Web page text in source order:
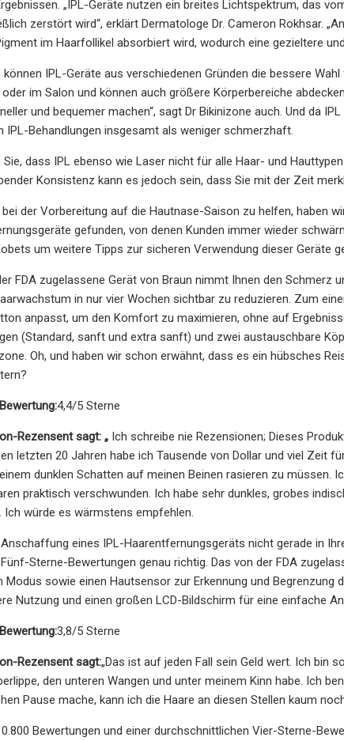
„IPL-Geräte nutzen ein breites Lichtspektrum, das
zerstört wird“, erklärt Dermatologe Dr. Cameron Rokhsar.
im Haarfollikel absorbiert wird, wodurch eine gezieltere
können IPL-Geräte aus verschiedenen Gründen die bessere
im Salon und können auch größere Körperbereiche
und bequemer machen“, sagt Dr Bikinizone auch. Und da
IPL-Behandlungen insgesamt als weniger schmerzhaft.
Sie, dass IPL ebenso wie Laser nicht für alle Haar- und
Konsistenz kann es jedoch sein, dass Sie mit der Zeit
bei der Vorbereitung auf die Hautnase-Saison zu helfen, haben
gefunden, von denen Kunden immer wieder
um weitere Tipps zur sicheren Verwendung dieser Geräte
FDA zugelassene Gerät von Braun nimmt Ihnen den
in nur vier Wochen sichtbar zu reduzieren. Zum
anpasst, um den Komfort zu maximieren, ohne auf
(Standard, sanft und extra sanft) und zwei austauschbare
Oh, und haben wir schon erwähnt, dass es ein hübsches
4,4/5 Sterne
Rezensent sagt: „ Ich schreibe nie Rezensionen; Dieses
letzten 20 Jahren habe ich Tausende von Dollar und viel Zeit
dunklen Schatten auf meinen Beinen rasieren zu müssen.
praktisch verschwunden. Ich habe sehr dunkles, grobes
Ich würde es wärmstens empfehlen.
eines IPL-Haarentfernungsgeräts nicht gerade in
Sterne-Bewertungen genau richtig. Das von der FDA
Modus sowie einen Hautsensor zur Erkennung und
Nutzung und einen großen LCD-Bildschirm für eine einfache
3,8/5 Sterne
Rezensent sagt:„Das ist auf jeden Fall sein Geld wert. Ich bin
den unteren Wangen und unter meinem Kinn habe. Ich
Pause mache, kann ich die Haare an diesen Stellen kaum
Bewertungen und einer durchschnittlichen Vier-Sterne-